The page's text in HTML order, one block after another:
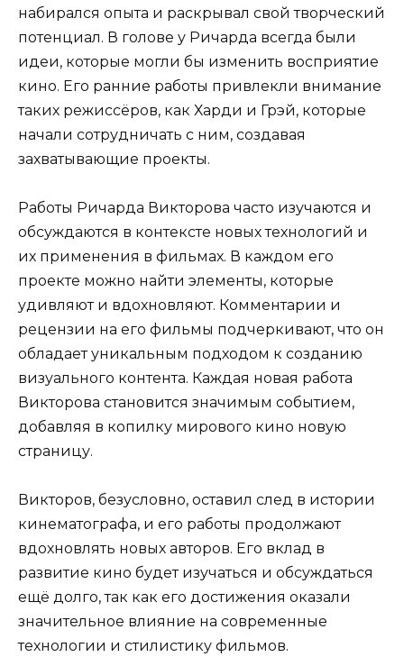
набирался опыта и раскрывал свой творческий
потенциал. В голове у Ричарда всегда были
идеи, которые могли бы изменить восприятие
кино. Его ранние работы привлекли внимание
таких режиссёров, как Харди и Грэй, которые
начали сотрудничать с ним, создавая
захватывающие проекты.
Работы Ричарда Викторова часто изучаются и
обсуждаются в контексте новых технологий и
их применения в фильмах. В каждом его
проекте можно найти элементы, которые
удивляют и вдохновляют. Комментарии и
рецензии на его фильмы подчеркивают, что он
обладает уникальным подходом к созданию
визуального контента. Каждая новая работа
Викторова становится значимым событием,
добавляя в копилку мирового кино новую
страницу.
Викторов, безусловно, оставил след в истории
кинематографа, и его работы продолжают
вдохновлять новых авторов. Его вклад в
развитие кино будет изучаться и обсуждаться
ещё долго, так как его достижения оказали
значительное влияние на современные
технологии и стилистику фильмов.